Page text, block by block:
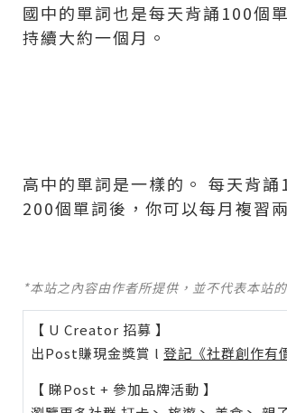
國中的單詞也是每天背誦100個
持續大約一個月。
高中的單詞是一樣的。 每天背
200個單詞後，你可以每月複習
*本站之內容由作者所提供，並不代表本站
【 U Creator 招募 】
出Post賺現金獎賞 l 登記《社群創作有
【 睇Post + 參加品牌活動 】